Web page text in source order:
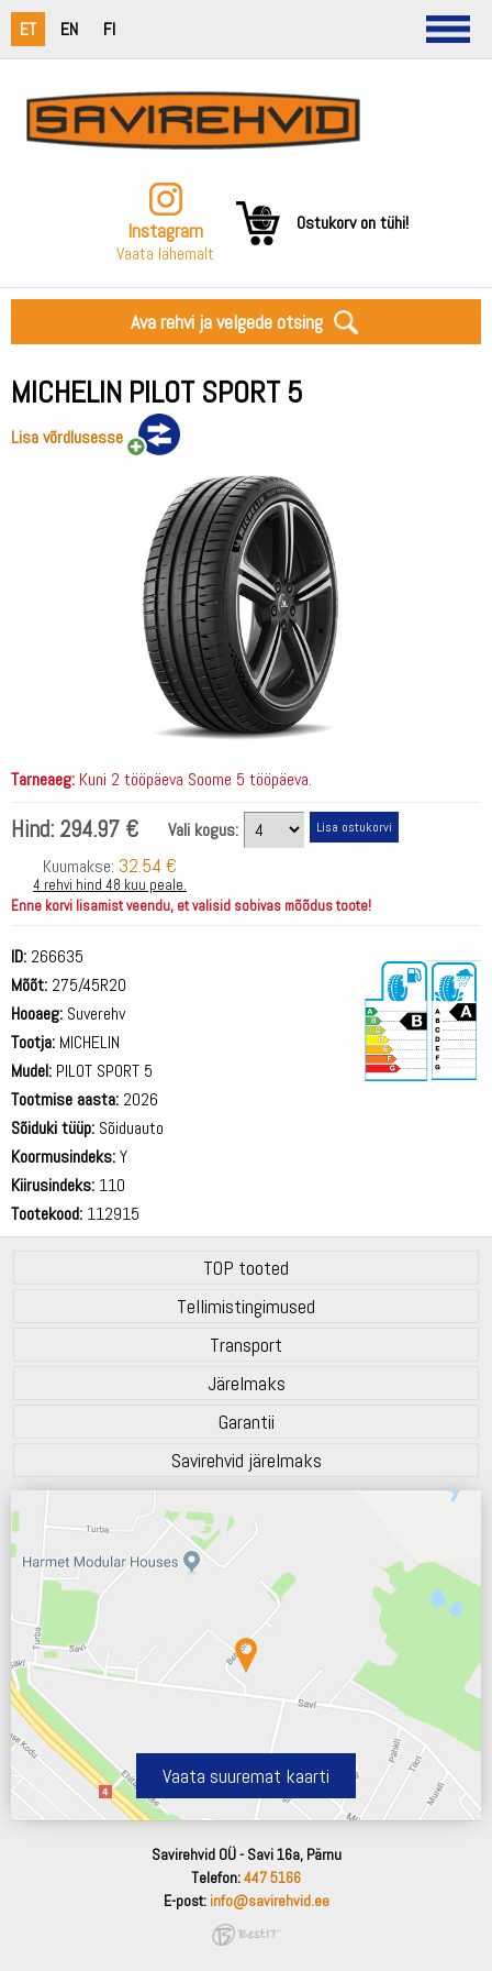
ET EN FI
Instagram
Vaata lähemalt
Ostukorv on tühi!
Ava rehvi ja velgede otsing
MICHELIN PILOT SPORT 5
Lisa võrdlusesse
Tarneaeg: Kuni 2 tööpäeva Soome 5 tööpäeva.
Hind: 294.97 €
Vali kogus:
Kuumakse: 32.54 €
4 rehvi hind 48 kuu peale.
Enne korvi lisamist veendu, et valisid sobivas mõõdus toote!
ID: 266635
Mõõt: 275/45R20
Hooaeg: Suverehv
Tootja: MICHELIN
Mudel: PILOT SPORT 5
Tootmise aasta: 2026
Sõiduki tüüp: Sõiduauto
Koormusindeks:Y
Kiirusindeks: 110
Tootekood: 112915
TOP tooted
Tellimistingimused
Transport
Järelmaks
Garantii
Savirehvid järelmaks
Vaata suuremat kaarti
Savirehvid OÜ - Savi 16a, Pärnu
Telefon:447 5166
E-post: info@savirehvid.ee